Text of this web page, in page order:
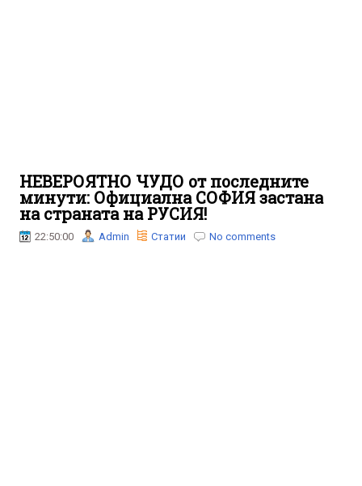
НЕВЕРОЯТНО ЧУДО от последните
минути: Официална СОФИЯ застана
на страната на РУСИЯ!
22:50:00 Admin Статии No comments